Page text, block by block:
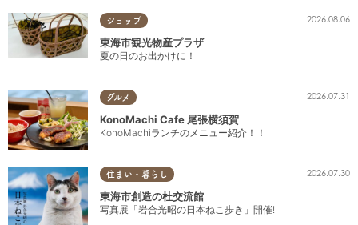
ショップ 2026.08.06
東海市観光物産プラザ
夏の日のお出かけに！
グルメ 2026.07.31
KonoMachi Cafe 尾張横須賀
KonoMachiランチのメニュー紹介！！
住まい・暮らし 2026.07.30
東海市創造の杜交流館
写真展「岩合光昭の日本ねこ歩き」開催!